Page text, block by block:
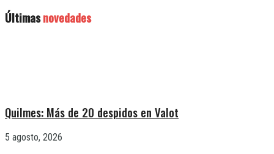
Últimasnovedades
Quilmes: Más de 20 despidos en Valot
5 agosto, 2026